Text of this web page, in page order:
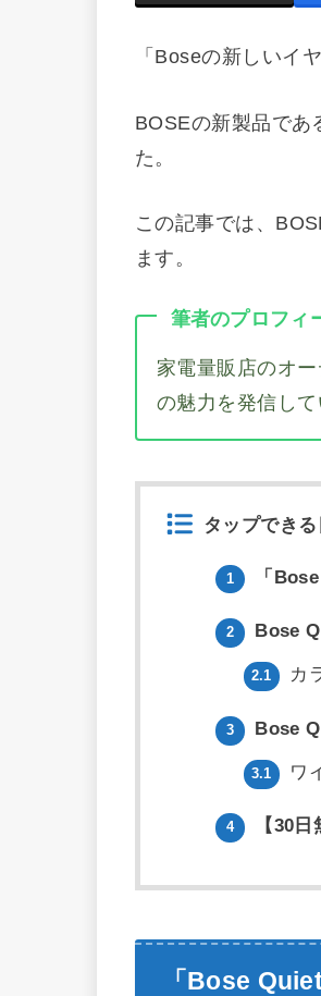
「Boseの新しいイ
BOSEの新製品であ
た。
この記事では、
ます。
筆者のプロフィ
家電量販店のオ
の魅力を発信して
タップできる
1 「
2 Bose
2.1 カ
3 Bose
3.1 ワ
4 【30
「Bose